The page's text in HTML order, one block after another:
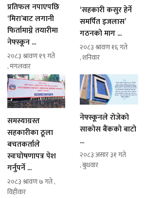
प्रतिफल नपाएपछि
‘मिरा’बाट लगानी
फिर्तामाग्ने तयारीमा
नेफ्स्कून ...
२०८३ श्रावण १९ गते
, मंगलवार
‘सहकारी कसुर हेर्ने
समर्पित इजलास’
गठनको माग ...
२०८३ श्रावण १६ गते
, शनिवार
समस्याग्रस्त
सहकारीका ठूला
बचतकर्ताले
स्वःघोषणापत्र पेश
गर्नुपर्ने ...
२०८३ श्रावण ७ गते ,
विहीवार
नेफ्स्कूनले रोजेको
साकोस बैंकको बाटो
...
२०८३ असार ३१ गते
, बुधवार